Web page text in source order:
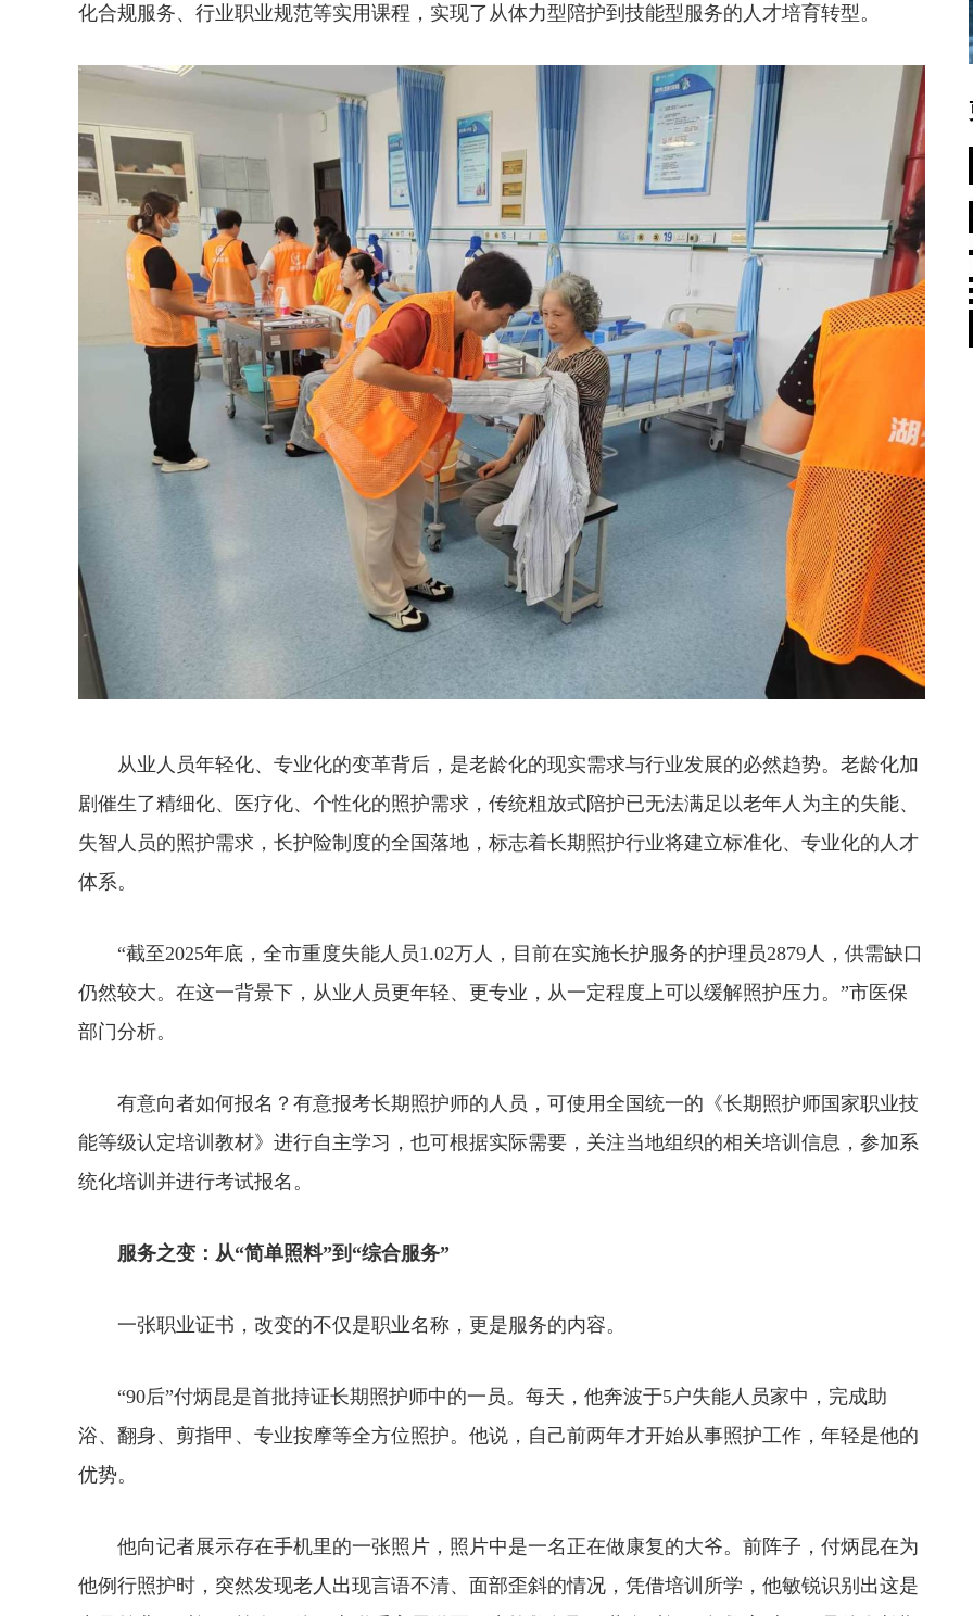
化合规服务、行业职业规范等实用课程，实现了从体力型陪护到技能型服务的人才培育转型。
从业人员年轻化、专业化的变革背后，是老龄化的现实需求与行业发展的必然趋势。老龄化加
剧催生了精细化、医疗化、个性化的照护需求，传统粗放式陪护已无法满足以老年人为主的失能、
失智人员的照护需求，长护险制度的全国落地，标志着长期照护行业将建立标准化、专业化的人才
体系。
“截至2025年底，全市重度失能人员1.02万人，目前在实施长护服务的护理员2879人，供需缺口
仍然较大。在这一背景下，从业人员更年轻、更专业，从一定程度上可以缓解照护压力。”市医保
部门分析。
有意向者如何报名？有意报考长期照护师的人员，可使用全国统一的《长期照护师国家职业技
能等级认定培训教材》进行自主学习，也可根据实际需要，关注当地组织的相关培训信息，参加系
统化培训并进行考试报名。
服务之变：从“简单照料”到“综合服务”
一张职业证书，改变的不仅是职业名称，更是服务的内容。
“90后”付炳昆是首批持证长期照护师中的一员。每天，他奔波于5户失能人员家中，完成助
浴、翻身、剪指甲、专业按摩等全方位照护。他说，自己前两年才开始从事照护工作，年轻是他的
优势。
他向记者展示存在手机里的一张照片，照片中是一名正在做康复的大爷。前阵子，付炳昆在为
他例行照护时，突然发现老人出现言语不清、面部歪斜的情况，凭借培训所学，他敏锐识别出这是